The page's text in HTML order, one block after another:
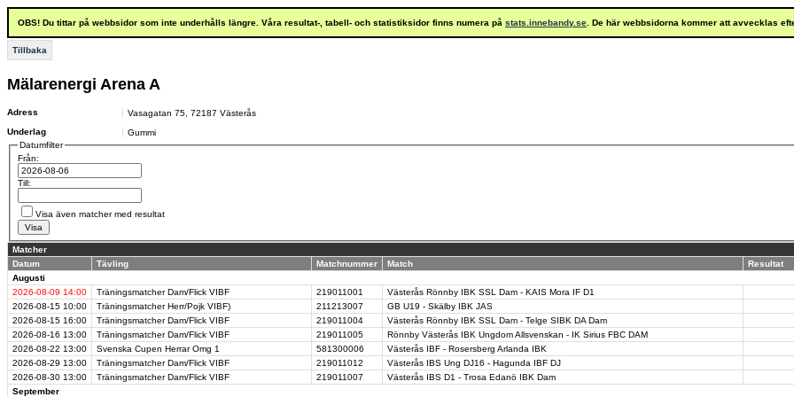
OBS! Du tittar på webbsidor som inte underhålls längre. Våra resultat-, tabell- och statistiksidor finns numera på stats.innebandy.se . De här webbsidorna kommer att avvecklas
Tillbaka
Mälarenergi Arena A
Adress Vasagatan 75 72187 Västerås
Underlag
Gummi
Datumfilter
Från:
Till:
Visa även matcher med resultat
Matcher
Datum
Tävling Matchnummer Match
Resultat
Augusti
2026-08-09 14:00 Träningsmatcher Dam/Flick VIBF 219011001
Västerås Rönnby IBK SSL Dam - KAIS Mora IF D1
2026-08-15 10:00 Träningsmatcher Herr/Pojk VIBF) 211213007
GB U19 - Skälby IBK JAS
2026-08-15 16:00 Träningsmatcher Dam/Flick VIBF 219011004
Västerås Rönnby IBK SSL Dam - Telge SIBK DA Dam
2026-08-16 13:00 Träningsmatcher Dam/Flick VIBF 219011005
Rönnby Västerås IBK Ungdom Allsvenskan - IK Sirius FBC DAM
2026-08-22 13:00 Svenska Cupen Herrar Omg 1 581300006
Västerås IBF - Rosersberg Arlanda IBK
2026-08-29 13:00 Träningsmatcher Dam/Flick VIBF 219011012
Västerås IBS Ung DJ16 - Hagunda IBF DJ
2026-08-30 13:00 Träningsmatcher Dam/Flick VIBF 219011007
Västerås IBS D1 - Trosa Edanö IBK Dam
September